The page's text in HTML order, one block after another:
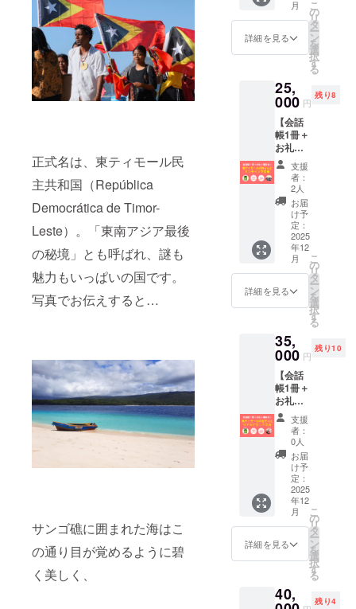
正式名は、東ティモール民
主共和国（República
Democrática de Timor-
Leste）。「東南アジア最後
の秘境」とも呼ばれ、謎も
魅力もいっぱいの国です。
写真でお伝えすると…
サンゴ礁に囲まれた海はこ
の通り目が覚めるように碧
く美しく、
発中に
つき、
一部変
更の可
能性が
す）。
詳しく
は、お
届けす
るもの
のラベ
ルをご
覧くだ
さい。
品
名 ：
ミダー
ル シー
ン ナア
ン ファ
ヒ 名
称 ：
豚肉の
甘酸煮
名：豚
肉（カ
ナダ
産）、
玉ね
ぎ、に
んに
く、ケ
チャッ
プマニ
ス、砂
糖、タ
マリン
ド、唐
辛子、
オリー
ブオイ
酸） 栄
養成分
お名前
（15文
字以
内）】
をご記
さい。
※掲載す
るお名
前は1文
字あた
り3mm
四方を
想定し
ていま
すが、
支援人
数で変
動する
ことを
ご了承
くださ
い。 ※
以下は
料理の
す（開
発中に
つき、
一部変
更の可
能性が
ありま
す）。
詳しく
は、お
届けす
るもの
のラベ
ルをご
覧くだ
さい。
品
名 ：
ミダー
ン ナア
ン ファ
頃、
ZOOM
を予定
してい
日程な
ど詳細
はメー
ルでお
知らせ
いたし
ます。
※キャラ
クター
制作の
ため、
参考と
なるお
写真な
どのご
提供を
お願い
いたし
ます。
ドファ
ンディ
ング終
了後、
詳細は
メール
でお知
らせい
たしま
す。 ※
必ず、
【備考
欄】
に、
【会話
帳に掲
載する
お名前
（15文
内）】
をご記
お名前
字以
内）】
さい。
※掲載す
るお名
前は1文
字あた
り3mm
四方を
想定し
ていま
すが、
支援人
数で変
動する
ことを
ご了承
い。
し会話
帳 東
ティ
ル』1冊
報告会
（オン
ライ
ン） ※
画像に
ある会
話帳は
サンプ
ルで
す。完
成品は
デザイ
ンが変
更とな
る可能
性があ
りま
開催は
2025年
12月
頃、
ZOOM
での開
催を予
定して
いま
す。日
程など
詳細は
メール
でお知
らせい
す。 ※
必ず、
に、
ニュー
に加え
て、会
話帳1冊
と、完
成報告
会とオ
ンライ
ンツ
アーに
ご招待
しま
す。 ・
お礼メ
ニュー
（感謝
のメー
ル、制
作活動
報告
メー
掲載）
・『旅
の指さ
し会話
帳 東
ティ
モー
ル』1冊
・完成
報告会
（オン
ライ
ン） ・
筆者
（髙
久・松
村）が
なり
月
詳細を見る
こ
の
リ
タ
ー
ン
を
選
択
す
る
25,
000 円
残り8
【会話
帳1冊＋
お礼＋
報告会
＋東
ティ
モール
の皆さ
んと交
流会
（オン
ライ
ン）】
お礼の
メ
ニュー
て、会
話帳1冊
の提供
と、完
成報告
会と、
東ティ
モール
人留学
生の皆
さんと
の交流
イベン
ト（オ
ンライ
ン）に
ご招待
ニュー
（感謝
支援
者：
2人
お届
け予
定：
2025
年12
月
詳細を見る
こ
の
リ
タ
ー
ン
を
選
択
す
る
35,
000 円
残り10
【会話
帳1冊＋
お礼＋
報告会
＋東
ティ
モール
の皆さ
んと交
流会
（対
面）】
お礼の
メ
ニュー
に加え
話帳1冊
の提供
支援
者：
0人
お届
け予
定：
2025
年12
月
詳細を見る
こ
の
リ
タ
ー
ン
を
選
択
す
る
40, 残り4